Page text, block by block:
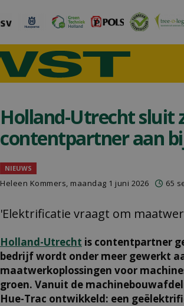
Holland-Utrecht sluit
contentpartner aan
NIEUWS
Heleen Kommers, maandag 1 juni 2026 65
'Elektrificatie vraagt om
Holland-Utrecht is contentpartner
bedrijf wordt onder meer gewerkt
maatwerkoplossingen voor
groen. Vanuit de
Hue-Trac ontwikkeld: een